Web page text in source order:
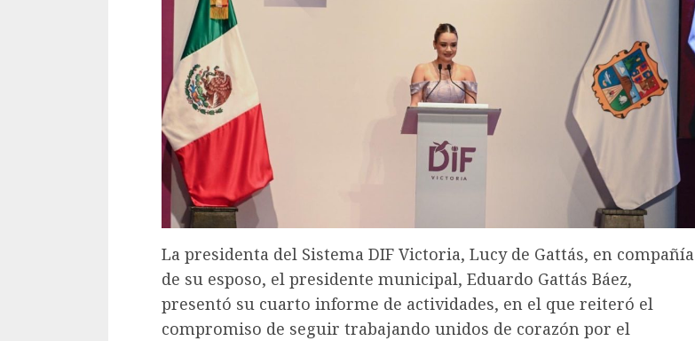
La presidenta del Sistema DIF Victoria, Lucy de Gattás, en compañía
de su esposo, el presidente municipal, Eduardo Gattás Báez,
presentó su cuarto informe de actividades, en el que reiteró el
compromiso de seguir trabajando unidos de corazón por el